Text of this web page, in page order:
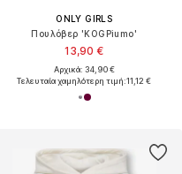
ONLY GIRLS
Πουλόβερ 'KOGPiumo'
13,90 €
Αρχικά: 34,90 €
Τελευταία χαμηλότερη τιμή:11,12 €